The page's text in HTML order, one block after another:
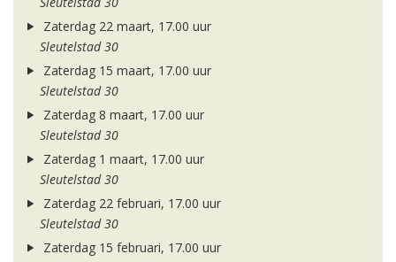
Zaterdag 22 maart, 17.00 uur
Sleutelstad 30
Zaterdag 15 maart, 17.00 uur
Sleutelstad 30
Zaterdag 8 maart, 17.00 uur
Sleutelstad 30
Zaterdag 1 maart, 17.00 uur
Sleutelstad 30
Zaterdag 22 februari, 17.00 uur
Sleutelstad 30
Zaterdag 15 februari, 17.00 uur